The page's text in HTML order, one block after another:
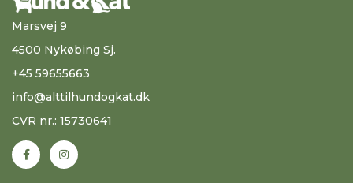
Marsvej 9
4500 Nykøbing Sj.
+45 59655663
info@alttilhundogkat.dk
CVR nr.: 15730641